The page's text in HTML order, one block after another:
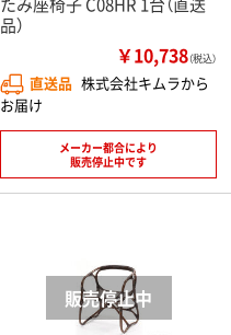
品）
￥10,738（税込）
直送品 株式会社キムラから
お届け
メーカー都合により
販売停止中です